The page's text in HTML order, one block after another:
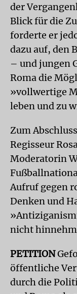
der
Blick für die
forderte er
dazu auf, den
– und jungen
Roma die
»vollwertige
leben und zu
Zum
Regisseur
Moderatorin
Aufruf gegen
Denken und
nicht
PETITION
öffentliche
durch die